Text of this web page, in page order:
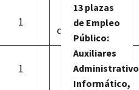
1
Turno
discapacidad
1
Promoción
interna
13 plazas
de Empleo
Público:
Auxiliares
Informático,